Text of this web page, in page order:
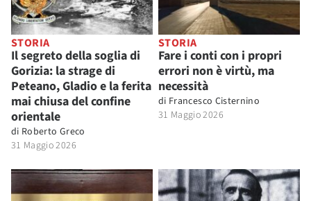
STORIA
Il segreto della soglia di
Gorizia: la strage di
Peteano, Gladio e la ferita
mai chiusa del confine
orientale
di Roberto Greco
31 Maggio 2026
STORIA
Fare i conti con i propri
errori non è virtù, ma
necessità
di Francesco Cisternino
31 Maggio 2026